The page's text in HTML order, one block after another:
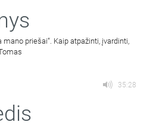
priešai“. Kaip atpažinti, įvardinti,
35:28